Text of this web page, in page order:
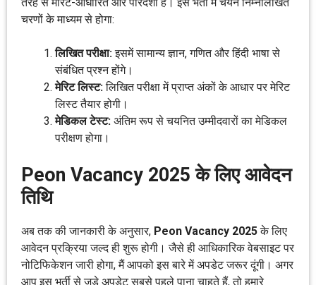
चरणों के माध्यम से होगा:
लिखित परीक्षा:इसमें सामान्य ज्ञान, गणित और हिंदी भाषा से
संबंधित प्रश्न होंगे।
मेरिट लिस्ट:लिखित परीक्षा में प्राप्त अंकों के आधार पर मेरिट
लिस्ट तैयार होगी।
मेडिकल टेस्ट: अंतिम रूप से चयनित उम्मीदवारों का मेडिकल
परीक्षण होगा।
Peon Vacancy 2025 के लिए आवेदन
तिथि
अब तक की जानकारी के अनुसार, Peon Vacancy 2025के लिए
आवेदन प्रक्रिया जल्द ही शुरू होगी। जैसे ही आधिकारिक वेबसाइट पर
नोटिफिकेशन जारी होगा, मैं आपको इस बारे में अपडेट जरूर दूंगी। अगर
आप इस भर्ती से जुड़े अपडेट सबसे पहले पाना चाहते हैं, तो हमारे